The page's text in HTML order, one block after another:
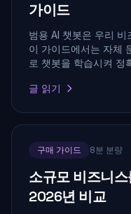
가이드
범용 AI 챗봇은 우리
이 가이드에서는 자체
로 챗봇을 학습시켜 정
글 읽기
구매 가이드 8분 분량
소규모 비즈니
2026년 비교